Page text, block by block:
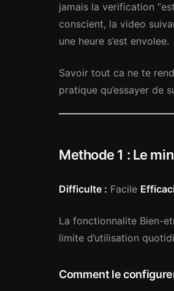
jamais la verification
conscient, la video
une heure s’est envolee.
Savoir tout ca ne te
pratique qu’essayer de
Methode 1 : Le
Difficulte : Facile
La fonctionnalite Bien-
limite d’utilisation
Comment le